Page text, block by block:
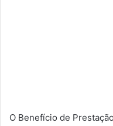
O Benefício de